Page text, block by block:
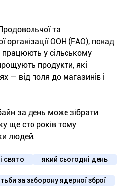
та
організації ООН (FAO), понад
працюють у сільському
продукти, які
— від поля до магазинів і
за день може зібрати
ще сто років тому
людей.
свято
який сьогодні день
за заборону ядерної зброї